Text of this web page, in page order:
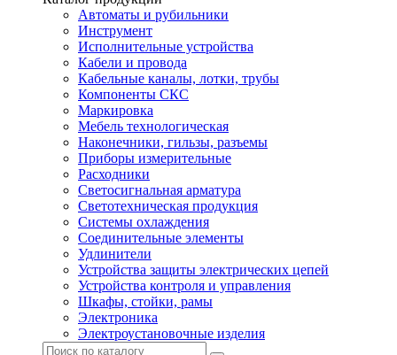
Автоматы и рубильники
Инструмент
Исполнительные устройства
Кабели и провода
Кабельные каналы, лотки, трубы
Компоненты СКС
Маркировка
Мебель технологическая
Наконечники, гильзы, разъемы
Приборы измерительные
Расходники
Светосигнальная арматура
Светотехническая продукция
Системы охлаждения
Соединительные элементы
Удлинители
Устройства защиты электрических цепей
Устройства контроля и управления
Шкафы, стойки, рамы
Электроника
Электроустановочные изделия